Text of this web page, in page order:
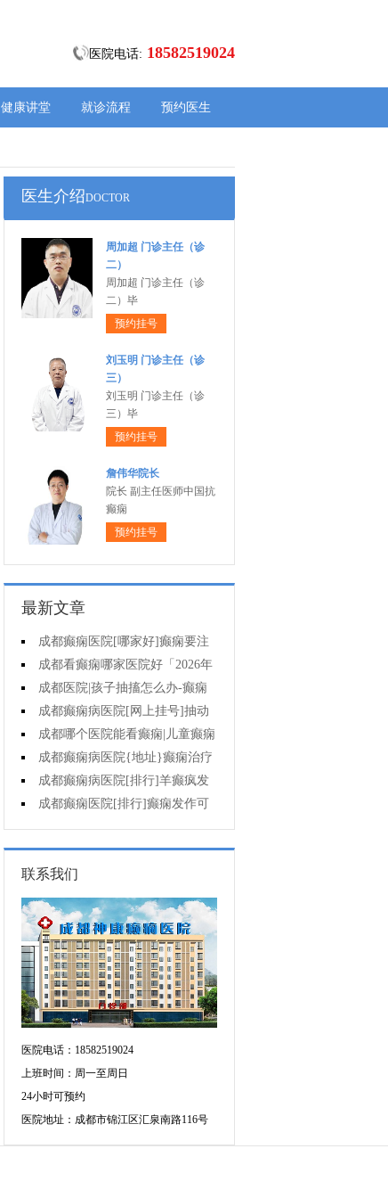
医院电话: 18582519024
健康讲堂 就诊流程 预约医生
医生介绍DOCTOR
周加超 门诊主任（诊
二）
周加超 门诊主任（诊
二）毕
预约挂号
刘玉明 门诊主任（诊
三）
刘玉明 门诊主任（诊
三）毕
预约挂号
詹伟华院长
院长 副主任医师中国抗
癫痫
预约挂号
最新文章
成都癫痫医院[哪家好]癫痫要注
意什么?
成都看癫痫哪家医院好「2026年
度公布」外伤后癫痫有什么特征?
成都医院|孩子抽搐怎么办-癫痫
怎么治?
成都癫痫病医院[网上挂号]抽动
症是癫痫吗?
成都哪个医院能看癫痫|儿童癫痫
会造成什么后果?
成都癫痫病医院{地址}癫痫治疗
要怎么治?
成都癫痫病医院[排行]羊癫疯发
作频繁是为什么?
成都癫痫医院[排行]癫痫发作可
以控制吗?
联系我们
医院电话：18582519024
上班时间：周一至周日
24小时可预约
医院地址：成都市锦江区汇泉南路116号